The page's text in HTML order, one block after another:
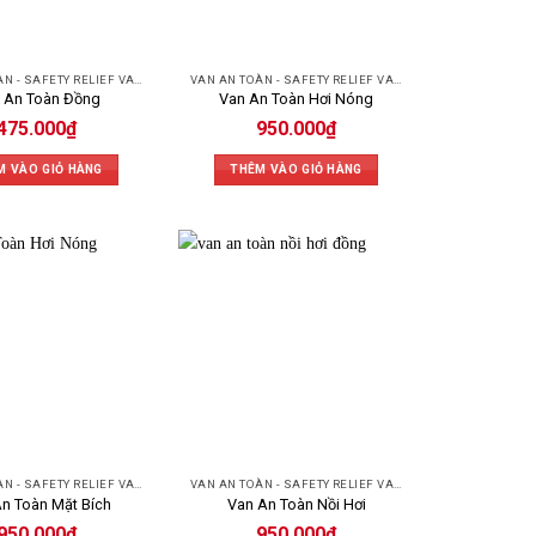
và áp suất tới 40 bar. Van mở nhanh khi áp
vận hành.
áp suất quá cao, ngăn nguy cơ nổ hoặc vỡ ống.
An Toàn Đồng
₫
VÀO GIỎ HÀNG
Van An Toàn Hơi Nóng
950.000₫
THÊM VÀO GIỎ HÀNG
VAN AN TOÀN - SAFETY RELIEF VALVE
Toàn Mặt Bích
VAN AN TOÀN - SAFETY RELIEF VALVE
Van An Toàn Nồi Hơi